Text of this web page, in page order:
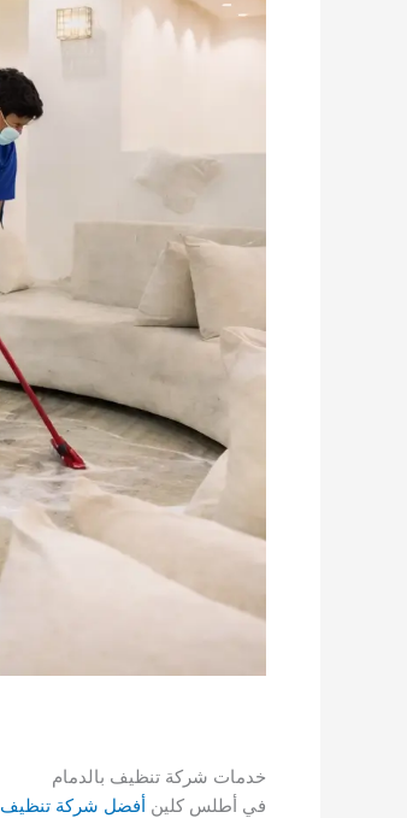
خدمات شركة تنظيف بالدمام
في أطلس كلين أفضل شركة تنظيف